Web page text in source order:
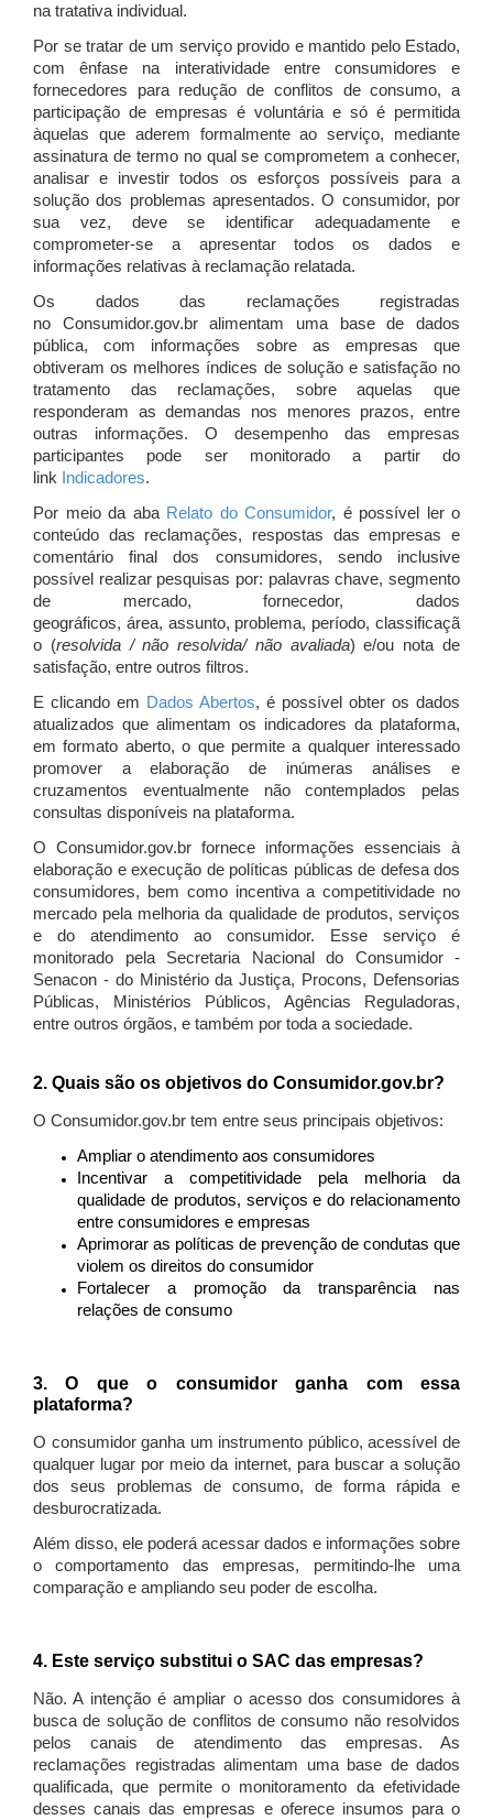
na tratativa individual.
Por se tratar de um serviço provido e mantido pelo Estado,
com ênfase na interatividade entre consumidores e
fornecedores para redução de conflitos de consumo, a
participação de empresas é voluntária e só é permitida
àquelas que aderem formalmente ao serviço, mediante
assinatura de termo no qual se comprometem a conhecer,
analisar e investir todos os esforços possíveis para a
solução dos problemas apresentados. O consumidor, por
sua vez, deve se identificar adequadamente e
comprometer-se a apresentar todos os dados e
informações relativas à reclamação relatada.
Os dados das reclamações registradas
no Consumidor.gov.br alimentam uma base de dados
pública, com informações sobre as empresas que
obtiveram os melhores índices de solução e satisfação no
tratamento das reclamações, sobre aquelas que
responderam as demandas nos menores prazos, entre
outras informações. O desempenho das empresas
participantes pode ser monitorado a partir do
link Indicadores.
Por meio da aba Relato do Consumidor, é possível ler o
conteúdo das reclamações, respostas das empresas e
comentário final dos consumidores, sendo inclusive
possível realizar pesquisas por: palavras chave, segmento
de mercado, fornecedor, dados
geográficos, área, assunto, problema, período, classificaçã
o (resolvida / não resolvida/ não avaliada) e/ou nota de
satisfação, entre outros filtros.
E clicando em Dados Abertos, é possível obter os dados
atualizados que alimentam os indicadores da plataforma,
em formato aberto, o que permite a qualquer interessado
promover a elaboração de inúmeras análises e
cruzamentos eventualmente não contemplados pelas
consultas disponíveis na plataforma.
O Consumidor.gov.br fornece informações essenciais à
elaboração e execução de políticas públicas de defesa dos
consumidores, bem como incentiva a competitividade no
mercado pela melhoria da qualidade de produtos, serviços
e do atendimento ao consumidor. Esse serviço é
monitorado pela Secretaria Nacional do Consumidor -
Senacon - do Ministério da Justiça, Procons, Defensorias
Públicas, Ministérios Públicos, Agências Reguladoras,
entre outros órgãos, e também por toda a sociedade.
2. Quais são os objetivos do Consumidor.gov.br?
O Consumidor.gov.br tem entre seus principais objetivos:
Ampliar o atendimento aos consumidores
Incentivar a competitividade pela melhoria da
qualidade de produtos, serviços e do relacionamento
entre consumidores e empresas
Aprimorar as políticas de prevenção de condutas que
violem os direitos do consumidor
Fortalecer a promoção da transparência nas
relações de consumo
3. O que o consumidor ganha com essa
plataforma?
O consumidor ganha um instrumento público, acessível de
qualquer lugar por meio da internet, para buscar a solução
dos seus problemas de consumo, de forma rápida e
desburocratizada.
Além disso, ele poderá acessar dados e informações sobre
o comportamento das empresas, permitindo-lhe uma
comparação e ampliando seu poder de escolha.
4. Este serviço substitui o SAC das empresas?
Não. A intenção é ampliar o acesso dos consumidores à
busca de solução de conflitos de consumo não resolvidos
pelos canais de atendimento das empresas. As
reclamações registradas alimentam uma base de dados
qualificada, que permite o monitoramento da efetividade
desses canais das empresas e oferece insumos para o